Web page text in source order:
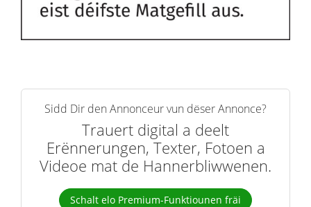
Sidd Dir den Annonceur vun dëser Annonce?
Trauert digital a deelt
Erënnerungen, Texter, Fotoen a
Videoe mat de Hannerbliwwenen.
Schalt elo Premium-Funktiounen fräi